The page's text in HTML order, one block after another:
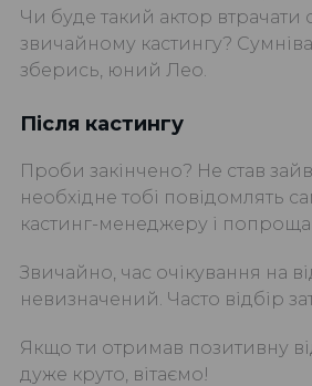
Чи буде такий актор втрачати
звичайному кастингу?
зберись, юний Лео.
Після кастингу
Проби закінчено? Не став
необхідне тобі повідомлять
кастинг-менеджеру і
Звичайно, час очікування на
невизначений. Часто відбір
Якщо ти отримав позитивну
дуже круто, вітаємо!